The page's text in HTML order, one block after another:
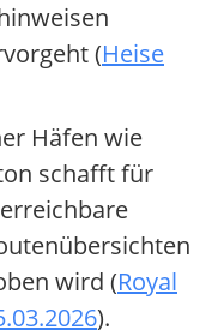
(Heise
Häfen wie
schafft für
wird (Royal
).